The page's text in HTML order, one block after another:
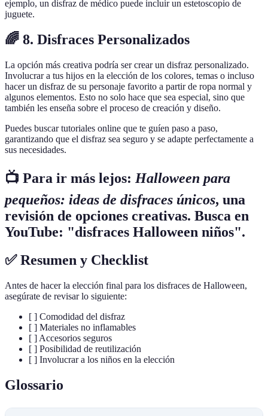
ejemplo, un disfraz de médico puede incluir un estetoscopio de
juguete.
🌈 8. Disfraces Personalizados
La opción más creativa podría ser crear un disfraz personalizado.
Involucrar a tus hijos en la elección de los colores, temas o incluso
hacer un disfraz de su personaje favorito a partir de ropa normal y
algunos elementos. Esto no solo hace que sea especial, sino que
también les enseña sobre el proceso de creación y diseño.
Puedes buscar tutoriales online que te guíen paso a paso,
garantizando que el disfraz sea seguro y se adapte perfectamente a
sus necesidades.
📺 Para ir más lejos: Halloween para
pequeños: ideas de disfraces únicos, una
revisión de opciones creativas. Busca en
YouTube: "disfraces Halloween niños".
✅ Resumen y Checklist
Antes de hacer la elección final para los disfraces de Halloween,
asegúrate de revisar lo siguiente:
[ ] Comodidad del disfraz
[ ] Materiales no inflamables
[ ] Accesorios seguros
[ ] Posibilidad de reutilización
[ ] Involucrar a los niños en la elección
Glossario